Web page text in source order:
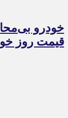
خودرو
قیمت روز